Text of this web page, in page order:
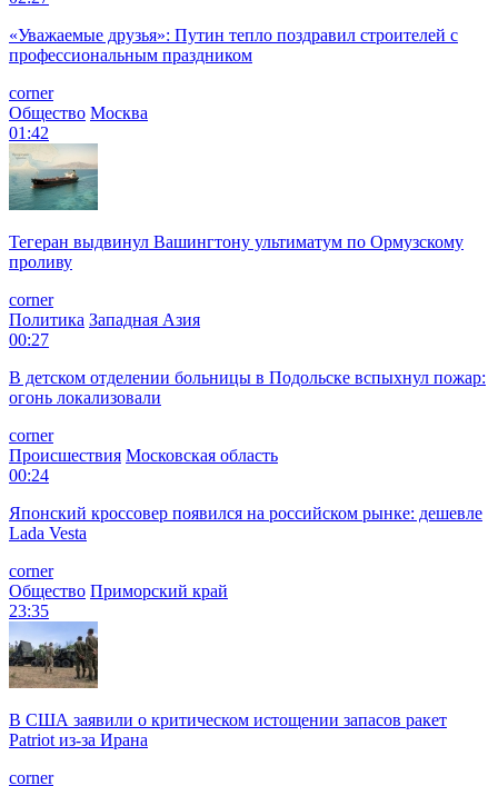
«Уважаемые друзья»: Путин тепло поздравил строителей с
профессиональным праздником
corner
Общество Москва
01:42
Тегеран выдвинул Вашингтону ультиматум по Ормузскому
проливу
corner
Политика Западная Азия
00:27
В детском отделении больницы в Подольске вспыхнул пожар:
огонь локализовали
corner
Происшествия Московская область
00:24
Японский кроссовер появился на российском рынке: дешевле
Lada Vesta
corner
Общество Приморский край
23:35
В США заявили о критическом истощении запасов ракет
Patriot из-за Ирана
corner